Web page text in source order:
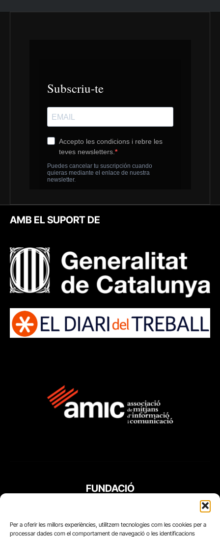
Per a oferir les millors experiències, utilitzem tecnologies com les cookies per a
processar dades com el comportament de navegació o les identificacions
AMB EL SUPORT DE
FUNDACIÓ